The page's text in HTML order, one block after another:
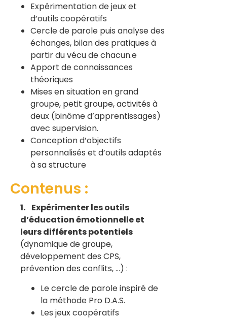
Expérimentation de jeux et
d’outils coopératifs
Cercle de parole puis analyse des
échanges, bilan des pratiques à
partir du vécu de chacun.e
Apport de connaissances
théoriques
Mises en situation en grand
groupe, petit groupe, activités à
deux (binôme d’apprentissages)
avec supervision.
Conception d’objectifs
personnalisés et d’outils adaptés
à sa structure
Contenus :
1. Expérimenter les outils
d’éducation émotionnelle et
leurs différents potentiels
(dynamique de groupe,
développement des CPS,
prévention des conflits, …) :
Le cercle de parole inspiré de
la méthode Pro D.A.S.
Les jeux coopératifs